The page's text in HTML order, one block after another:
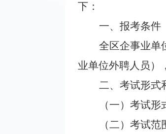
下：
一、报考条件
全区企事业单
业单位外聘人员）
二、考试形式
（一）考试形
（二）考试